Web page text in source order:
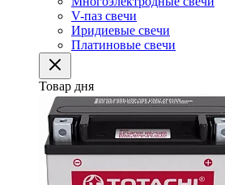
V-паз свечи
Иридиевые свечи
Платиновые свечи
Товар дня